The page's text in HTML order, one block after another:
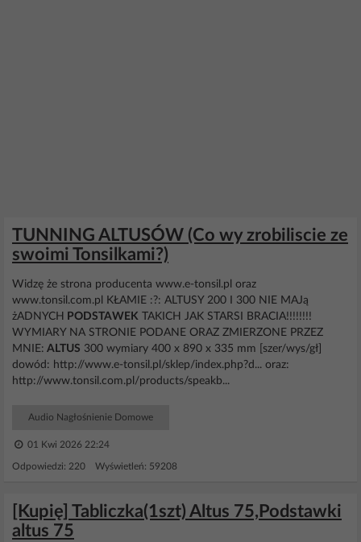
TUNNING ALTUSÓW (Co wy zrobiliscie ze
swoimi Tonsilkami?)
Widzę że strona producenta www.e-tonsil.pl oraz
www.tonsil.com.pl KŁAMIE :?: ALTUSY 200 I 300 NIE MAJą
żADNYCH
PODSTAWEK TAKICH JAK STARSI BRACIA!!!!!!!!
WYMIARY NA STRONIE PODANE ORAZ ZMIERZONE PRZEZ
MNIE: ALTUS 300 wymiary 400 x 890 x 335 mm [szer/wys/gł]
dowód: http://www.e-tonsil.pl/sklep/index.php?d... oraz:
http://www.tonsil.com.pl/products/speakb...
Audio Nagłośnienie Domowe
01 Kwi 2026 22:24
Odpowiedzi: 220 Wyświetleń: 59208
[Kupię] Tabliczka(1szt) Altus 75,Podstawki
altus 75